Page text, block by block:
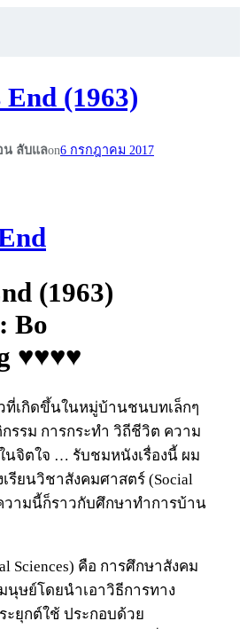
End (1963)
ลับแลon6 กรกฎาคม 2017
(1963)
: Bo
♥♥♥♥
วที่เกิดขึ้นในหมู่บ้านชนบทเล็กๆ
รรม การกระทำ วิถีชีวิต ความ
นจิตใจ … รับชมหนังเรื่องนี้ ผม
รียนวิชาสังคมศาสตร์ (Social
วามนี้ก็ราวกับศึกษาทำการบ้าน
Sciences) คือ การศึกษาสังคม
นุษย์โดยนำเอาวิธีการทาง
ะยุกต์ใช้ ประกอบด้วย